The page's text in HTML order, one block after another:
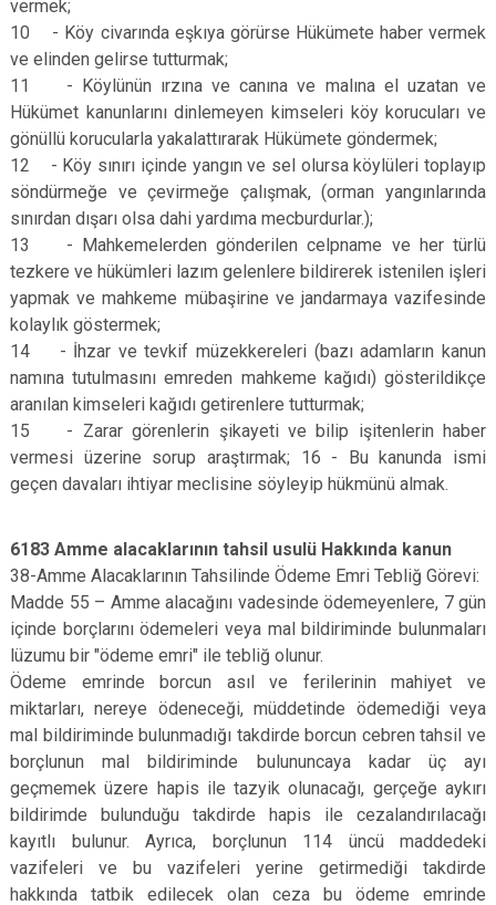
vermek;
10 - Köy civarında eşkıya görürse Hükümete haber vermek
ve elinden gelirse tutturmak;
11 - Köylünün ırzına ve canına ve malına el uzatan ve
Hükümet kanunlarını dinlemeyen kimseleri köy korucuları ve
gönüllü korucularla yakalattırarak Hükümete göndermek;
12 - Köy sınırı içinde yangın ve sel olursa köylüleri toplayıp
söndürmeğe ve çevirmeğe çalışmak, (orman yangınlarında
sınırdan dışarı olsa dahi yardıma mecburdurlar.);
13 - Mahkemelerden gönderilen celpname ve her türlü
tezkere ve hükümleri lazım gelenlere bildirerek istenilen işleri
yapmak ve mahkeme mübaşirine ve jandarmaya vazifesinde
kolaylık göstermek;
14 - İhzar ve tevkif müzekkereleri (bazı adamların kanun
namına tutulmasını emreden mahkeme kağıdı) gösterildikçe
aranılan kimseleri kağıdı getirenlere tutturmak;
15 - Zarar görenlerin şikayeti ve bilip işitenlerin haber
vermesi üzerine sorup araştırmak; 16 - Bu kanunda ismi
geçen davaları ihtiyar meclisine söyleyip hükmünü almak.
6183 Amme alacaklarının tahsil usulü Hakkında kanun
38-Amme Alacaklarının Tahsilinde Ödeme Emri Tebliğ Görevi:
Madde 55 – Amme alacağını vadesinde ödemeyenlere, 7 gün
içinde borçlarını ödemeleri veya mal bildiriminde bulunmaları
lüzumu bir "ödeme emri" ile tebliğ olunur.
Ödeme emrinde borcun asıl ve ferilerinin mahiyet ve
miktarları, nereye ödeneceği, müddetinde ödemediği veya
mal bildiriminde bulunmadığı takdirde borcun cebren tahsil ve
borçlunun mal bildiriminde bulununcaya kadar üç ayı
geçmemek üzere hapis ile tazyik olunacağı, gerçeğe aykırı
bildirimde bulunduğu takdirde hapis ile cezalandırılacağı
kayıtlı bulunur. Ayrıca, borçlunun 114 üncü maddedeki
vazifeleri ve bu vazifeleri yerine getirmediği takdirde
hakkında tatbik edilecek olan ceza bu ödeme emrinde